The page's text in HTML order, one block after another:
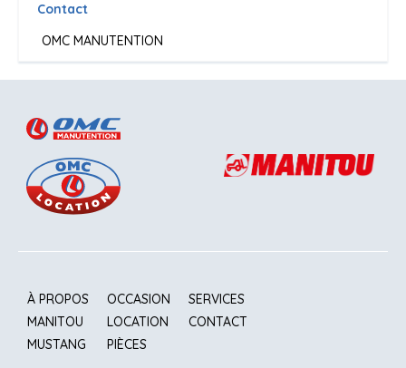
Contact
OMC MANUTENTION
À PROPOS
MANITOU
MUSTANG
OCCASION
LOCATION
PIÈCES
SERVICES
CONTACT